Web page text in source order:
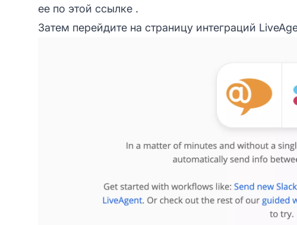
ее по этой ссылке .
Затем перейдите на страницу интеграций